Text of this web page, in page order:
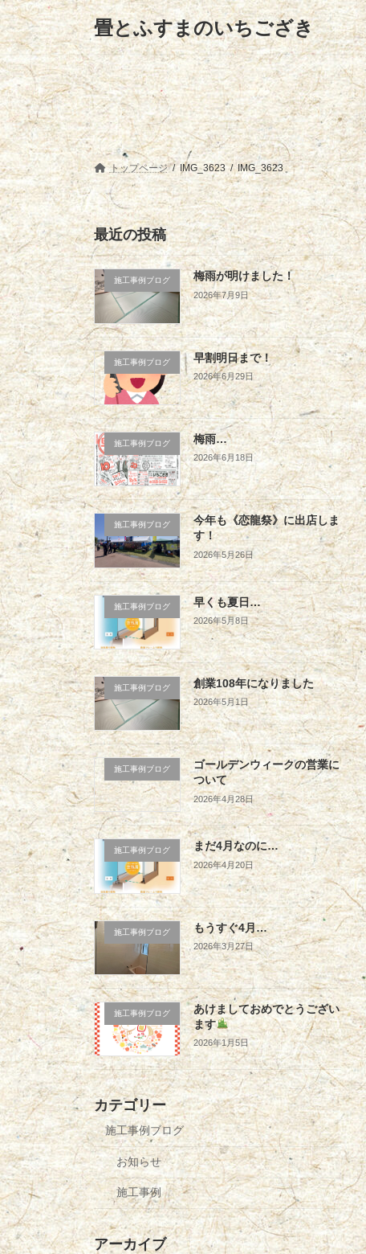
コ
ン
テ
ン
ツ
へ
ス
キ
ッ
プ
ナ
ビ
ゲ
ー
シ
ョ
ン
に
移
動
畳とふすまのいちござき
トップページ IMG_3623 IMG_3623
最近の投稿
施工事例ブログ 梅雨が明けました！
2026年7月9日
施工事例ブログ 早割明日まで！
2026年6月29日
施工事例ブログ 梅雨…
2026年6月18日
施工事例ブログ
今年も《恋龍祭》に出店しま
す！
2026年5月26日
施工事例ブログ 早くも夏日…
2026年5月8日
施工事例ブログ 創業108年になりました
2026年5月1日
施工事例ブログ
ゴールデンウィークの営業に
ついて
2026年4月28日
施工事例ブログ まだ4月なのに…
2026年4月20日
施工事例ブログ もうすぐ4月…
2026年3月27日
施工事例ブログ
あけましておめでとうござい
ます
2026年1月5日
カテゴリー
施工事例ブログ
お知らせ
施工事例
アーカイブ